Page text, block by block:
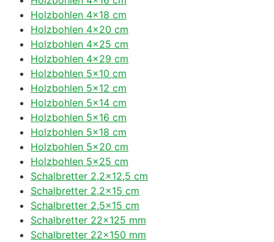
Holzbohlen 4×18 cm
Holzbohlen 4×20 cm
Holzbohlen 4×25 cm
Holzbohlen 4×29 cm
Holzbohlen 5×10 cm
Holzbohlen 5×12 cm
Holzbohlen 5×14 cm
Holzbohlen 5×16 cm
Holzbohlen 5×18 cm
Holzbohlen 5×20 cm
Holzbohlen 5×25 cm
Schalbretter 2,2×12,5 cm
Schalbretter 2,2×15 cm
Schalbretter 2,5×15 cm
Schalbretter 22×125 mm
Schalbretter 22×150 mm